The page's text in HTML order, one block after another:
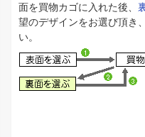
面を買物カゴに入れた後、
望のデザインをお選び頂き
い。